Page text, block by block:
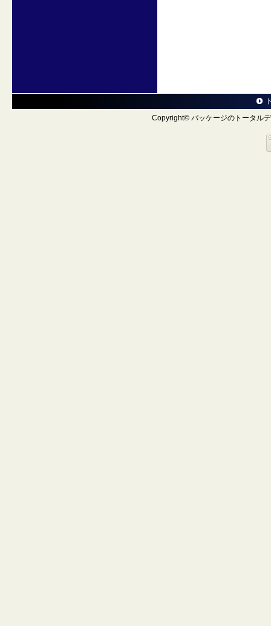
Copyright© パッケージのトータル